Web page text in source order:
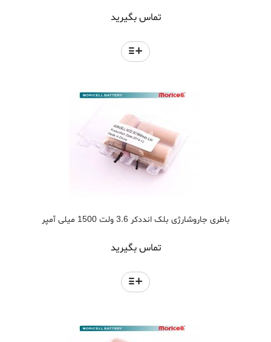
تماس بگیرید
باطری جاروشارژی بلک انددکر 3.6 ولت 1500 میلی آمپر
تماس بگیرید